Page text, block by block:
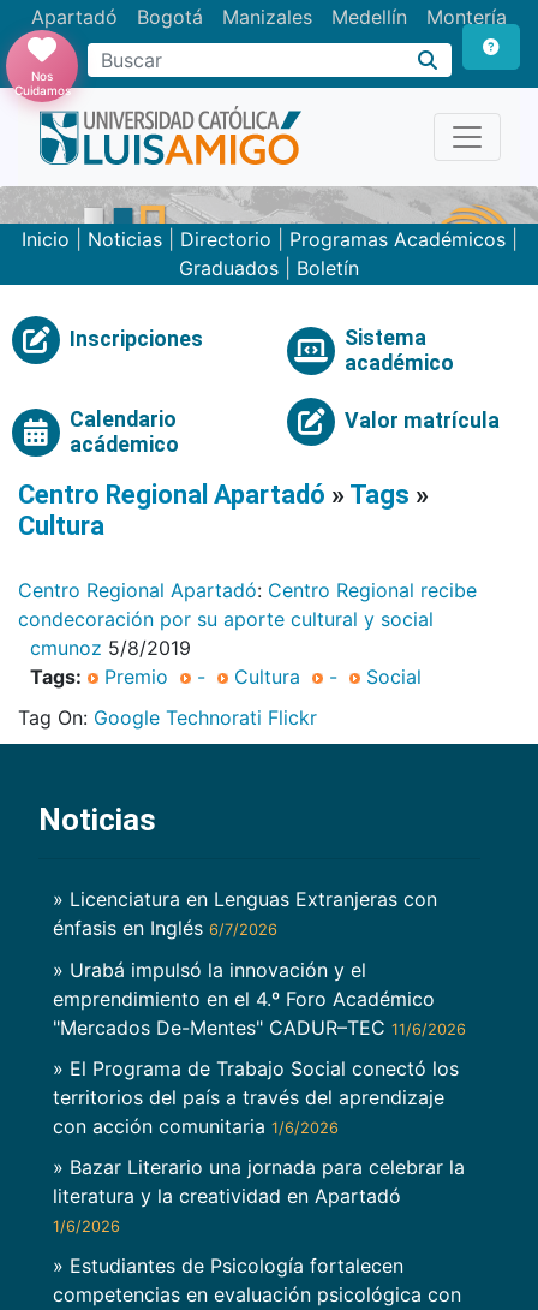
Apartadó Bogotá Manizales Medellín Montería
Nos
Cuidamos
Inicio Noticias| Directorio Programas Académicos|
Graduados
Boletín
Inscripciones
Sistema
académico
Calendario
acádemico
Valor matrícula
Centro Regional Apartadó » Tags »
Cultura
Centro Regional Apartadó: Centro Regional recibe
condecoración por su aporte cultural y social
cmunoz 5/8/2019
Tags:
Premio - Cultura -
Social
Tag On: Google Technorati Flickr
Noticias
» Licenciatura en Lenguas Extranjeras con
énfasis en Inglés 6/7/2026
» Urabá impulsó la innovación y el
emprendimiento en el 4.º Foro Académico
"Mercados De-Mentes" CADUR–TEC 11/6/2026
» El Programa de Trabajo Social conectó los
territorios del país a través del aprendizaje
con acción comunitaria 1/6/2026
» Bazar Literario una jornada para celebrar la
literatura y la creatividad en Apartadó
1/6/2026
» Estudiantes de Psicología fortalecen
competencias en evaluación psicológica con